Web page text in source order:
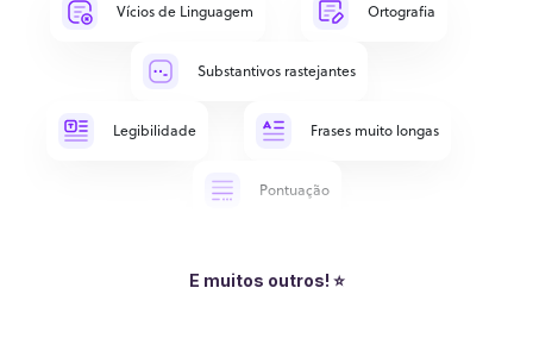
Vícios de Linguagem Ortografia
Substantivos rastejantes
Legibilidade Frases muito longas
Pontuação
E muitos outros! ⭐️